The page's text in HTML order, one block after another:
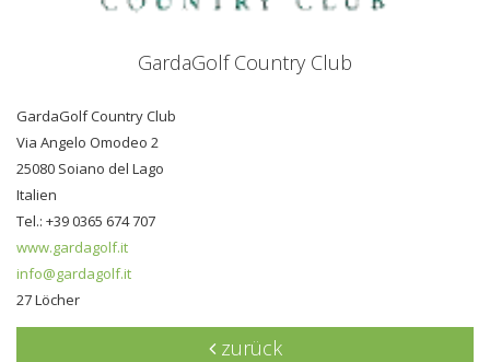
GardaGolf Country Club
GardaGolf Country Club
Via Angelo Omodeo 2
25080 Soiano del Lago
Italien
Tel.: +39 0365 674 707
www.gardagolf.it
info@gardagolf.it
27 Löcher
zurück